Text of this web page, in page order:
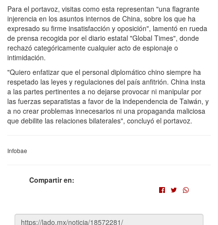
Para el portavoz, visitas como esta representan "una flagrante
injerencia en los asuntos internos de China, sobre los que ha
expresado su firme insatisfacción y oposición", lamentó en rueda
de prensa recogida por el diario estatal "Global Times", donde
rechazó categóricamente cualquier acto de espionaje o
intimidación.
"Quiero enfatizar que el personal diplomático chino siempre ha
respetado las leyes y regulaciones del país anfitrión. China insta
a las partes pertinentes a no dejarse provocar ni manipular por
las fuerzas separatistas a favor de la independencia de Taiwán, y
a no crear problemas innecesarios ni una propaganda maliciosa
que debilite las relaciones bilaterales", concluyó el portavoz.
Infobae
Compartir en: